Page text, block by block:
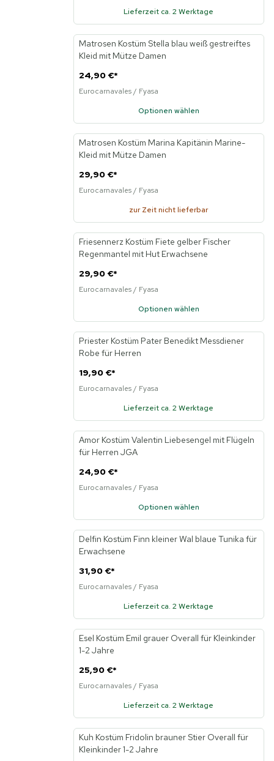
Lieferzeit ca. 2 Werktage
Neu
Matrosen Kostüm Stella blau weiß gestreiftes
Kleid mit Mütze Damen
24,90 €*
Eurocarnavales / Fyasa
Optionen wählen
Neu
Matrosen Kostüm Marina Kapitänin Marine-
Kleid mit Mütze Damen
29,90 €*
Eurocarnavales / Fyasa
zur Zeit nicht lieferbar
Neu
Friesennerz Kostüm Fiete gelber Fischer
Regenmantel mit Hut Erwachsene
29,90 €*
Eurocarnavales / Fyasa
Optionen wählen
Neu
Priester Kostüm Pater Benedikt Messdiener
Robe für Herren
19,90 €*
Eurocarnavales / Fyasa
Lieferzeit ca. 2 Werktage
Neu
Amor Kostüm Valentin Liebesengel mit Flügeln
für Herren JGA
24,90 €*
Eurocarnavales / Fyasa
Optionen wählen
Neu
Delfin Kostüm Finn kleiner Wal blaue Tunika für
Erwachsene
31,90 €*
Eurocarnavales / Fyasa
Lieferzeit ca. 2 Werktage
Neu
KI
Esel Kostüm Emil grauer Overall für Kleinkinder
1-2 Jahre
25,90 €*
Eurocarnavales / Fyasa
Lieferzeit ca. 2 Werktage
Neu
KI
Kuh Kostüm Fridolin brauner Stier Overall für
Kleinkinder 1-2 Jahre